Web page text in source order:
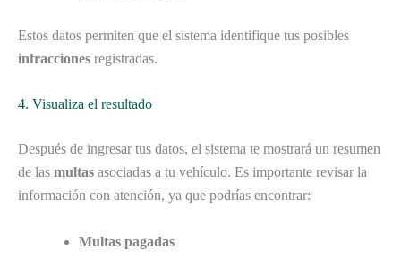
Estos datos permiten que el sistema identifique tus posibles
infracciones registradas.
4. Visualiza el resultado
Después de ingresar tus datos, el sistema te mostrará un resumen
de las multas asociadas a tu vehículo. Es importante revisar la
información con atención, ya que podrías encontrar:
Multas pagadas